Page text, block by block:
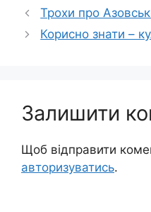
Трохи про
Корисно знати –
Залишити
Щоб відправити
авторизуватись.